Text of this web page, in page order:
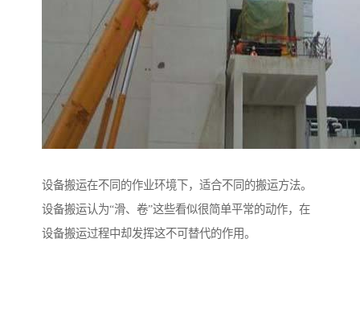
设备搬运在不同的作业环境下，适合不同的搬运方法。
设备搬运认为“滑、卷”这些看似很简单平常的动作，在
设备搬运过程中却发挥这不可替代的作用。